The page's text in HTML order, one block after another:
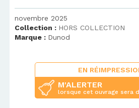
novembre 2025
Collection : HORS COLLECTION
Marque : Dunod
EN
M'ALERTER
lorsque cet ouvrage sera